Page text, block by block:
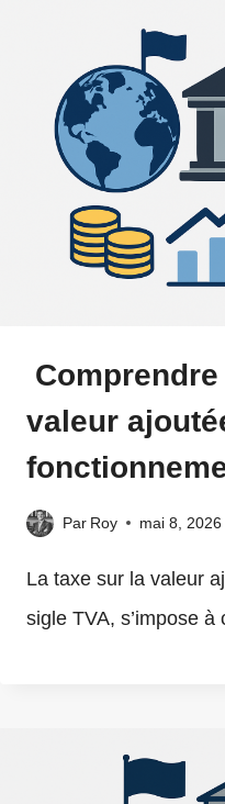
valeur
Par Roy mai 8, 2026
La taxe sur la valeur
sigle TVA, s’impose